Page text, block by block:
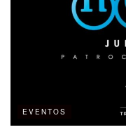
EVENTOS